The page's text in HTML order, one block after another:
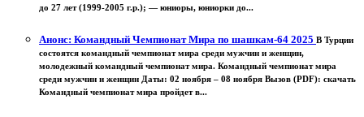
до 27 лет (1999-2005 г.р.); — юниоры, юниорки до...
Анонс: Командный Чемпионат Мира по шашкам-64 2025 В Турции
состоятся командный чемпионат мира среди мужчин и женщин,
молодежный командный чемпионат мира. Командный чемпионат мира
среди мужчин и женщин Даты: 02 ноября – 08 ноября Вызов (PDF): скачать
Командный чемпионат мира пройдет в...